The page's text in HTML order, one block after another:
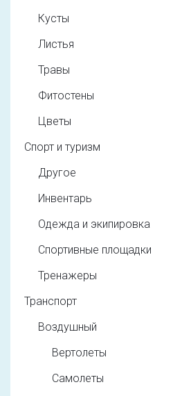
Кусты
Листья
Травы
Фитостены
Цветы
Спорт и туризм
Другое
Инвентарь
Одежда и экипировка
Спортивные площадки
Тренажеры
Транспорт
Воздушный
Вертолеты
Самолеты